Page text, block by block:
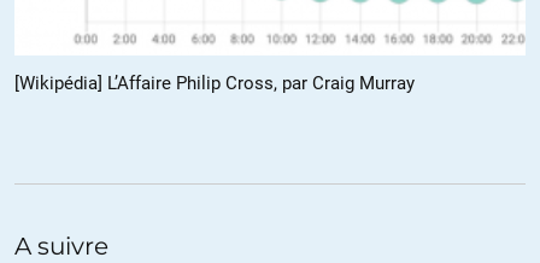
validité de l’appellation restant à l’appréciation de chacun) mais
c’est la seule raison. L’indépendance de la presse ils s’en cognent
Lorsque l »équipe de Monsieur Macron et après votre Président
[Wikipédia] L’Affaire Philip Cross, par Craig Murray
A suivre